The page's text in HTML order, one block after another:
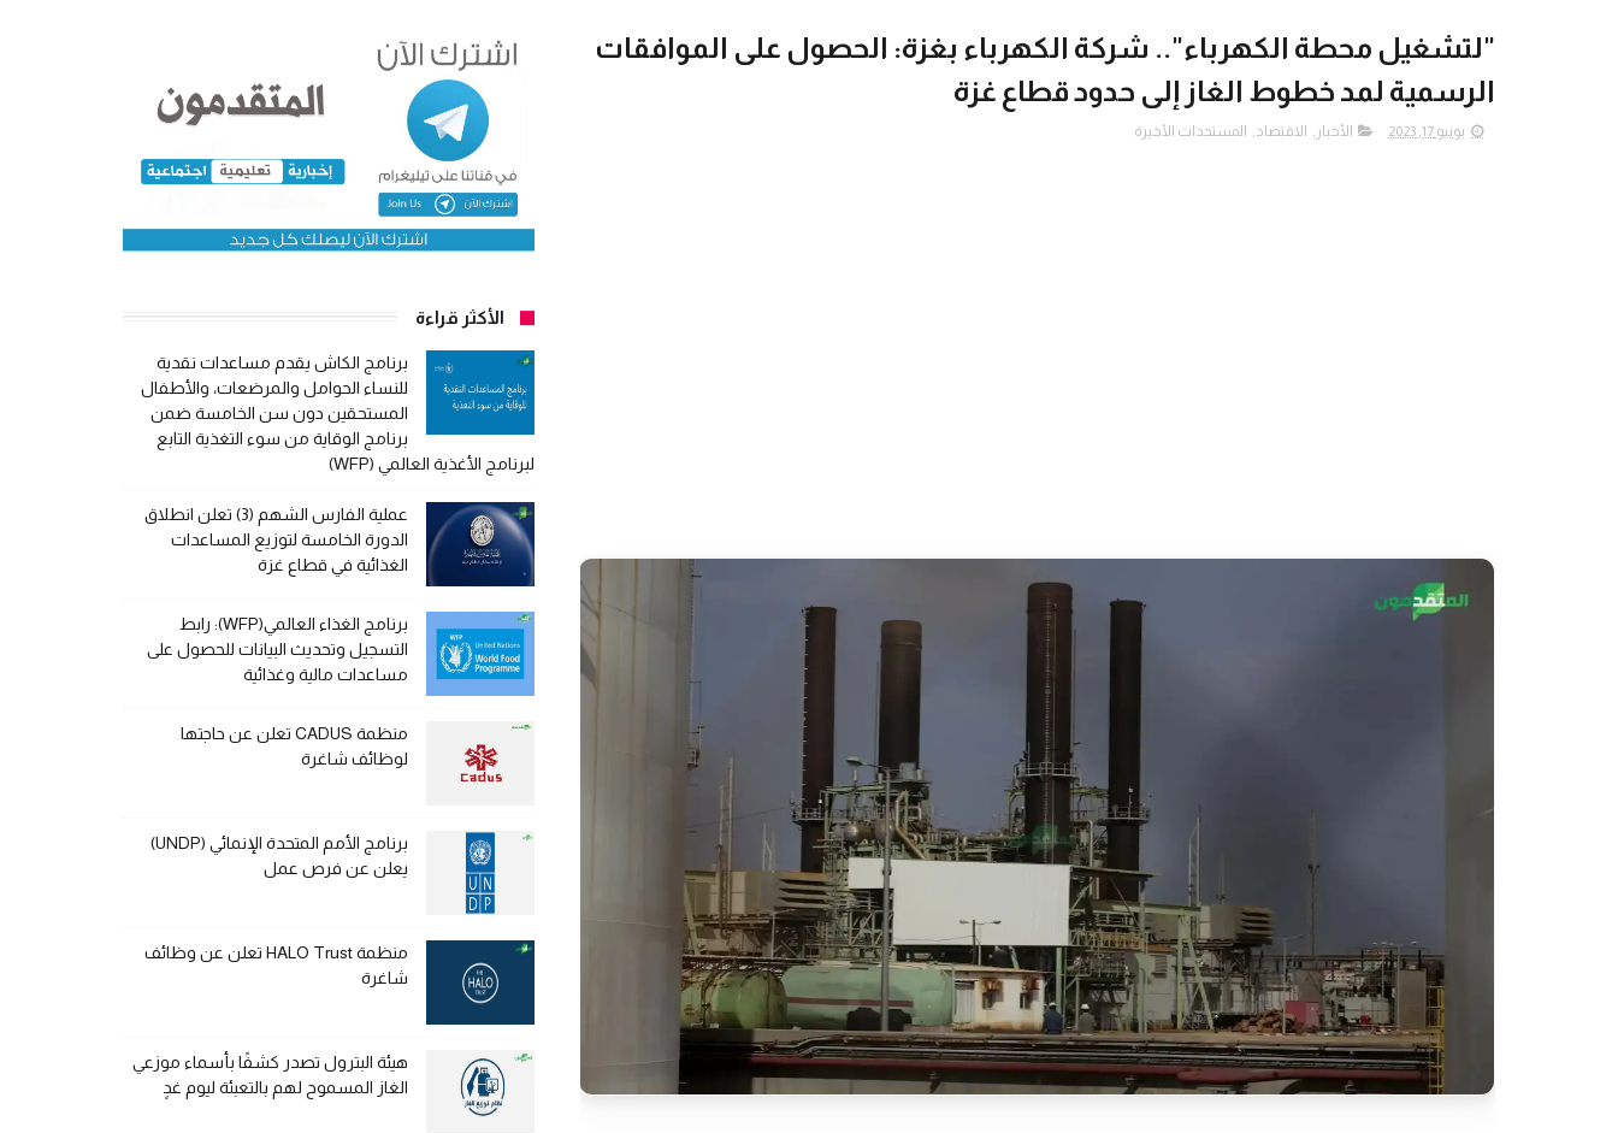
"لتشغيل محطة الكهرباء".. شركة الكهرباء بغزة: الحصول على الموافقات
الرسمية لمد خطوط الغاز إلى حدود قطاع غزة
يونيو 17, 2023 الأخبار , الاقتصاد, المستجدات الأخيرة
الأكثر قراءة
برنامج الكاش يقدم مساعدات نقدية
للنساء الحوامل والمرضعات، والأطفال
المستحقين دون سن الخامسة ضمن
برنامج الوقاية من سوء التغذية التابع
لبرنامج الأغذية العالمي (WFP)
عملية الفارس الشهم (3) تعلن انطلاق
الدورة الخامسة لتوزيع المساعدات
الغذائية في قطاع غزة
برنامج الغذاء العالمي(WFP): رابط
التسجيل وتحديث البيانات للحصول على
مساعدات مالية وغذائية
منظمة CADUS تعلن عن حاجتها
لوظائف شاغرة
برنامج الأمم المتحدة الإنمائي (UNDP)
يعلن عن فرص عمل
منظمة HALO Trust تعلن عن وظائف
شاغرة
هيئة البترول تصدر كشفًا بأسماء موزعي
الغاز المسموح لهم بالتعبئة ليوم غدٍ